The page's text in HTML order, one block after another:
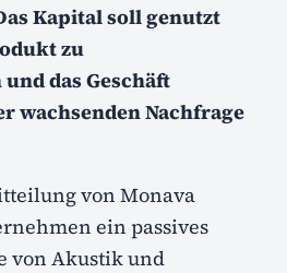
Kapital soll genutzt
zu
das Geschäft
wachsenden Nachfrage
von Monava
ein passives
von Akustik und